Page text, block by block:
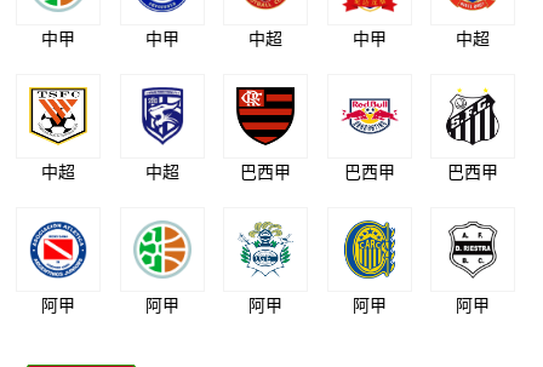
中甲 中甲 中超 中甲 中超
中超 中超 巴西甲 巴西甲 巴西甲
阿甲 阿甲 阿甲 阿甲 阿甲